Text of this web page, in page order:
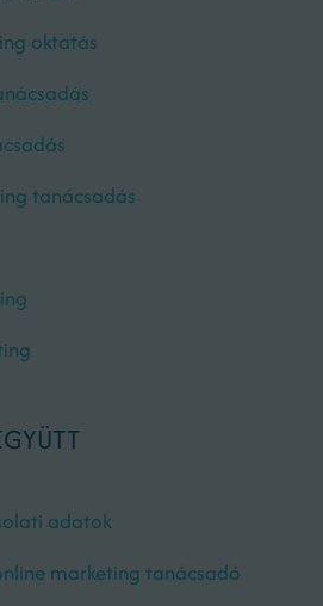
oktatás
tanácsadás
adatok
marketing tanácsadó